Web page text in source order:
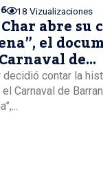
18 Vizualizaciones
abre su
el
de
decidió contar la
Carnaval de